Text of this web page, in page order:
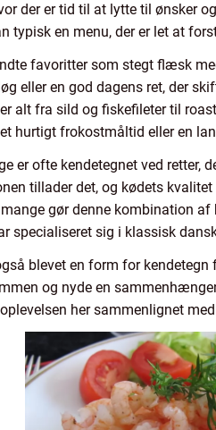
der er tid til at lytte til ønsker
typisk en menu, der er let at
favoritter som stegt flæsk
eller en god dagens ret, der
alt fra sild og fiskefileter til
hurtigt frokostmåltid eller en
er ofte kendetegnet ved retter,
tillader det, og kødets
gør denne kombination
specialiseret sig i klassisk
blevet en form for
og nyde en
her sammenlignet